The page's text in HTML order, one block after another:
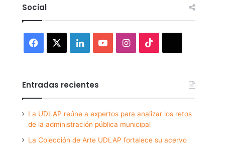
Social
Facebook LinkedInYouTubeInstagram
Entradas recientes
La UDLAP reúne a expertos para analizar los retos
de la administración pública municipal
La Colección de Arte UDLAP fortalece su acervo